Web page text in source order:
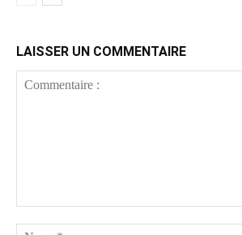
LAISSER UN COMMENTAIRE